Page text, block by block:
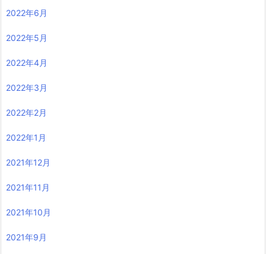
2022年6月
2022年5月
2022年4月
2022年3月
2022年2月
2022年1月
2021年12月
2021年11月
2021年10月
2021年9月